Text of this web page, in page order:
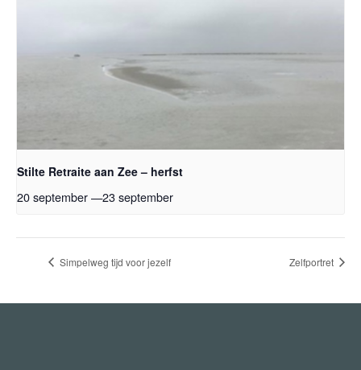
Stilte Retraite aan Zee – herfst
20 september—23 september
Simpelweg tijd voor jezelf Zelfportret